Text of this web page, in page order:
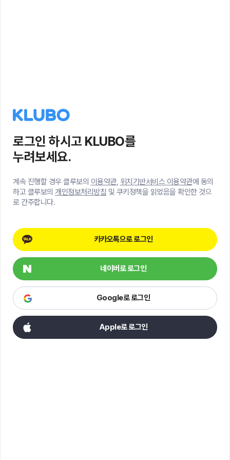
로그인 하시고 KLUBO를
누려보세요.
계속 진행할 경우 클루보의 이용약관, 위치기반서비스 이용약관에 동의
하고 클루보의 개인정보처리방침 및 쿠키정책을 읽었음을 확인한 것으
로 간주합니다.
카카오톡으로 로그인
네이버로 로그인
Google로 로그인
Apple로 로그인